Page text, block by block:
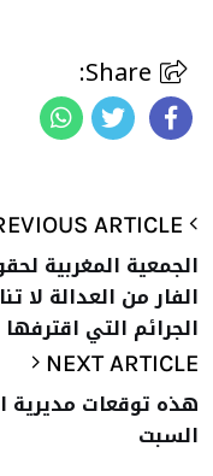
الجمعية المغربية
الفار من العدالة لا
الجرائم التي اقترفها
NEXT ARTICLE
هذه توقعات مديرية
السبت